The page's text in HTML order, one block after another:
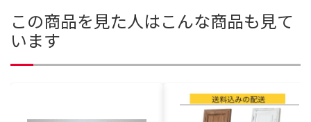
この商品を見た人はこんな商品も見て
います